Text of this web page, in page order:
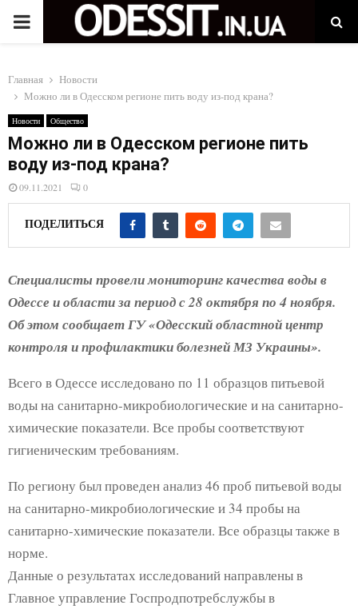
P
I
M
A
Y
M
N
U
Главная
Новости
Можно ли в Одесском регионе пить воду из-под крана?
Новости Общество
Можно ли в Одесском регионе пить
воду из-под крана?
09.11.2021 0
ПОДЕЛИТЬСЯ
Специалисты провели мониторинг качества воды в
Одессе и области за период с 28 октября по 4 ноября.
Об этом сообщает ГУ «Одесский областной центр
контроля и профилактики болезней МЗ Украины».
Всего в Одессе исследовано по 11 образцов питьевой
воды на санитарно-микробиологические и на санитарно-
химические показатели. Все пробы соответствуют
гигиеническим требованиям.
По региону был проведен анализ 46 проб питьевой воды
на санитарно-микробиологические и 34 пробы на
санитарно-химические показатели. Все образцы также в
норме.
Данные о результатах исследований направлены в
Главное управление Госпродпотребслужбы в